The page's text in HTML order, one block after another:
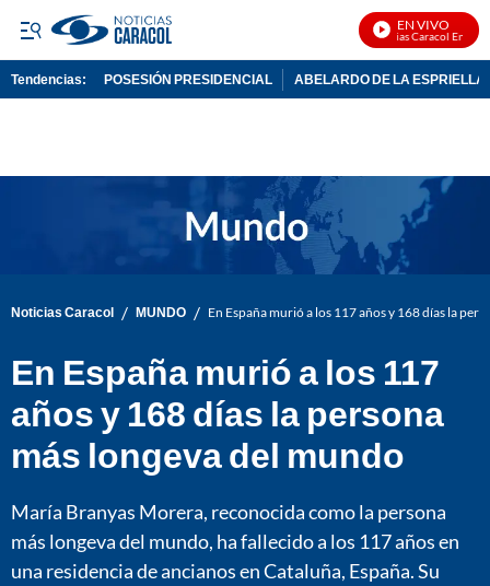
EN VIVO
Noticias Caracol En Vivo
Tendencias: POSESIÓN PRESIDENCIAL ABELARDO DE LA ESPRIELLA
Noticias Caracol / MUNDO / En España murió a los 117 años y 168 días la
En España murió a los 117
años y 168 días la persona
más longeva del mundo
María Branyas Morera, reconocida como la persona
más longeva del mundo, ha fallecido a los 117 años en
una residencia de ancianos en Cataluña, España. Su